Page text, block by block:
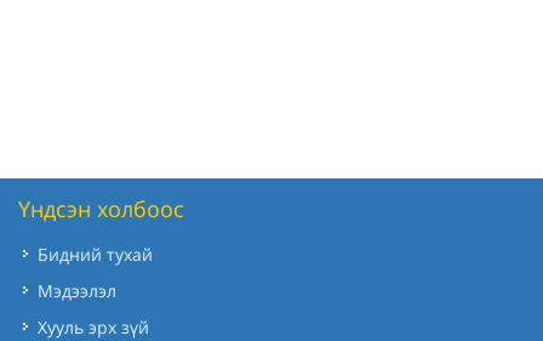
Үндсэн холбоос
Бидний тухай
Мэдээлэл
Хууль эрх зүй